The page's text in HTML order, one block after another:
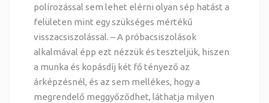
polírozással sem lehet elérni olyan sép hatást a
felületen mint egy szükséges mértékű
visszacsiszolással. – A próbacsiszolások
alkalmával épp ezt nézzük és teszteljük, hiszen
a munka és kopásdíj két fő tényező az
árképzésnél, és az sem mellékes, hogy a
megrendelő meggyőződhet, láthatja milyen